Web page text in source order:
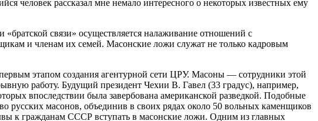
человек рассказал мне немало интересного о некоторых известных ему
связи» осуществляется налаживание отношений с
и членам их семей. Масонские ложи служат не только кадровым
этапом создания агентурной сети ЦРУ. Масоны — сотрудники этой
работу. Будущий президент Чехии В. Гавел (33 градус), например,
впоследствии была завербована американской разведкой. Подобные
масонов, объединив в своих рядах около 50 вольных каменщиков
к гражданам СССР вступать в масонские ложи. Одним из главных